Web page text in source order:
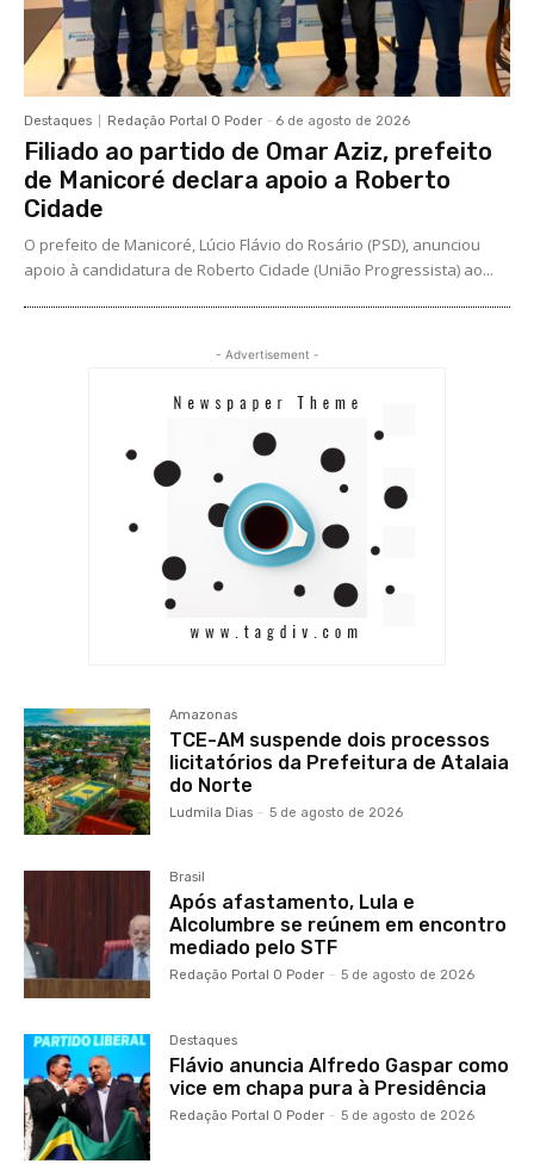
Destaques Redação Portal O Poder - 6 de agosto de 2026
Filiado ao partido de Omar Aziz, prefeito
de Manicoré declara apoio a Roberto
Cidade
O prefeito de Manicoré, Lúcio Flávio do Rosário (PSD), anunciou
apoio à candidatura de Roberto Cidade (União Progressista) ao...
- Advertisement -
Amazonas
TCE-AM suspende dois processos
licitatórios da Prefeitura de Atalaia
do Norte
Ludmila Dias - 5 de agosto de 2026
Brasil
Após afastamento, Lula e
Alcolumbre se reúnem em encontro
mediado pelo STF
Redação Portal O Poder - 5 de agosto de 2026
Destaques
Flávio anuncia Alfredo Gaspar como
vice em chapa pura à Presidência
Redação Portal O Poder - 5 de agosto de 2026